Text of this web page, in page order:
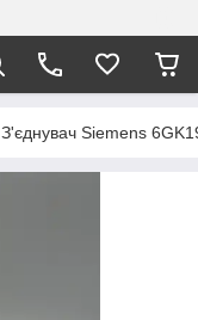
З'єднувач Siemens